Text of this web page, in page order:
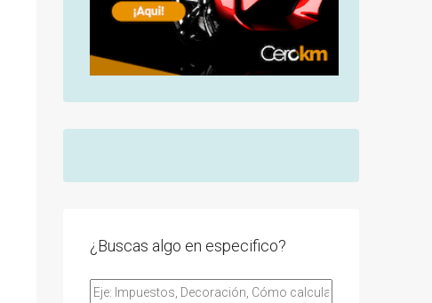
¿Buscas algo en especifico?